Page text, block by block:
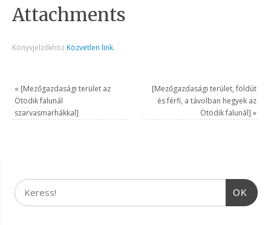
Attachments
Könyvjelzőkhöz Közvetlen link.
« [Mezőgazdasági terület az
Ötödik falunál
szarvasmarhákkal]
[Mezőgazdasági terület, földút
és férfi, a távolban hegyek az
Ötödik falunál] »
OK